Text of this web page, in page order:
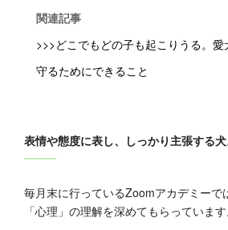
関連記事
>>>どこでもどの子も起こりうる。
守るためにできること
表情や態度に表し、しっかり主張する
毎月末に行っているZoomアカデミーで
「心理」の理解を深めてもらっています